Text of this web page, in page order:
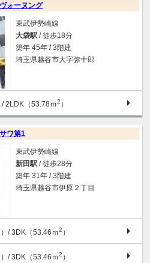
ォーヌング
東武伊勢崎線
大袋駅 / 徒歩18分
築年 45年 / 3階建
埼玉県越谷市大字弥十郎
/ 2LDK（53.78ｍ2 ）
ワ第1
東武伊勢崎線
新田駅 / 徒歩28分
築年 31年 / 3階建
埼玉県越谷市伊原２丁目
）/ 3DK（53.46ｍ2 ）
）/ 3DK（53.46ｍ2 ）